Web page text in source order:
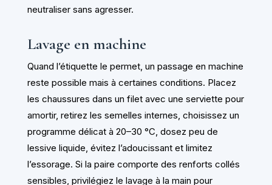
neutraliser sans agresser.
Lavage en machine
Quand l’étiquette le permet, un passage en machine
reste possible mais à certaines conditions. Placez
les chaussures dans un filet avec une serviette pour
amortir, retirez les semelles internes, choisissez un
programme délicat à 20–30 °C, dosez peu de
lessive liquide, évitez l’adoucissant et limitez
l’essorage. Si la paire comporte des renforts collés
sensibles, privilégiez le lavage à la main pour